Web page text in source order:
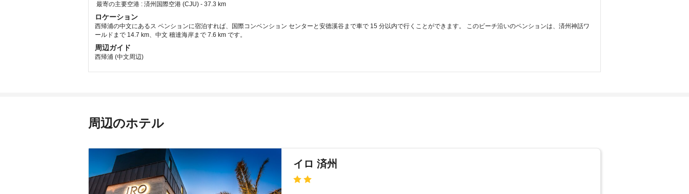
最寄の主要空港 : 済州国際空港 (CJU) - 37.3 km
ロケーション
西帰浦の中文にあるス ペンションに宿泊すれば、国際コンベンション センターと安德溪谷まで車で 15 分以内で行くことができます。 このビーチ沿いのペンションは、済州神話ワ
ールドまで 14.7 km、中文 穡達海岸まで 7.6 km です。
周辺ガイド
西帰浦 (中文周辺)
周辺のホテル
イロ 済州